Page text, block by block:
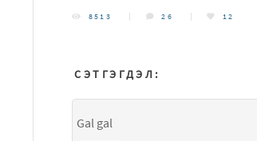
8513 26 12
СЭТГЭГДЭЛ:
Gal gal